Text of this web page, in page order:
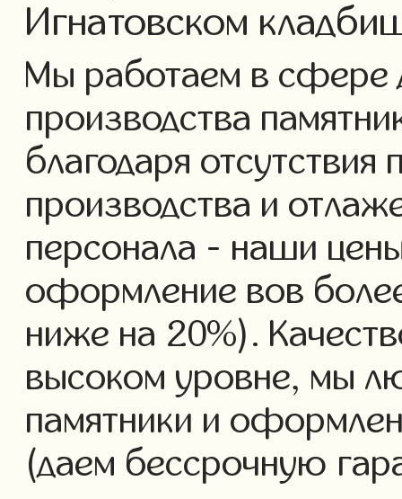
Игнатовском
Мы работаем в сфере
производства
благодаря отсутствия
производства и
персонала - наши
оформление вов
ниже на 20%).
высоком уровне, мы
памятники и
(даем бессрочную